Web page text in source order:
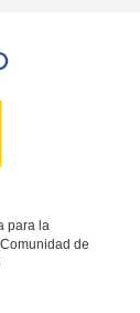
para la
de